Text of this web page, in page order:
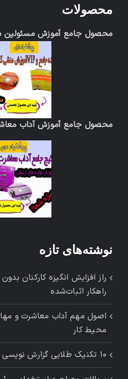
محصولات
محصول جامع آموزش مسئولین
محصول جامع آموزش آداب
نوشته‌های تازه
راهکار اثبات‌شده
اصول مهم آداب معاشرت و
محیط کار
۱۰ تکنیک طلایی گزارش ‌نویسی حرفه‌ای